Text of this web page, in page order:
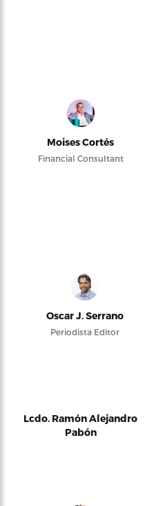
Moises Cortés
Financial Consultant
Oscar J. Serrano
Periodista Editor
Lcdo. Ramón Alejandro
Pabón